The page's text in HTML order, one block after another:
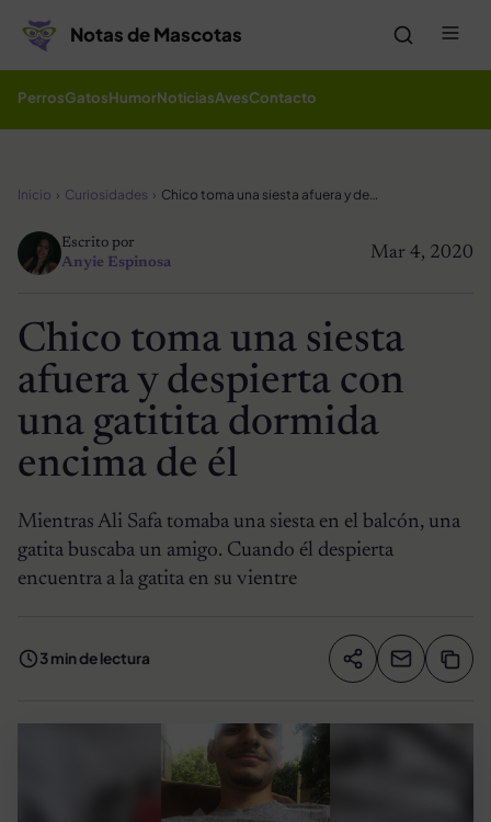
Notas de Mascotas
PerrosGatosHumorNoticiasAvesContacto
Inicio Curiosidades Chico toma una siesta afuera y despierta con una gatitita dormida encima de él
Mar 4, 2020
Escrito por
Anyie Espinosa
Chico toma una siesta
afuera y despierta con
una gatitita dormida
encima de él
Mientras Ali Safa tomaba una siesta en el balcón, una
gatita buscaba un amigo. Cuando él despierta
encuentra a la gatita en su vientre
3 min de lectura Compartir